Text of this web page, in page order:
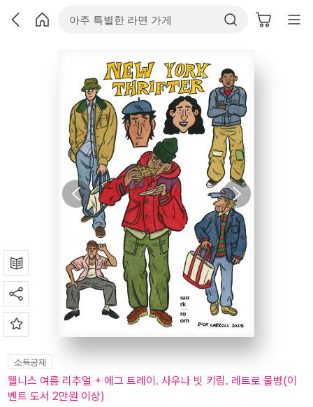
소득공제
웰니스 여름 리추얼 + 에그 트레이. 사우나 빗 키링. 레트로 물병(이
벤트 도서 2만원 이상)